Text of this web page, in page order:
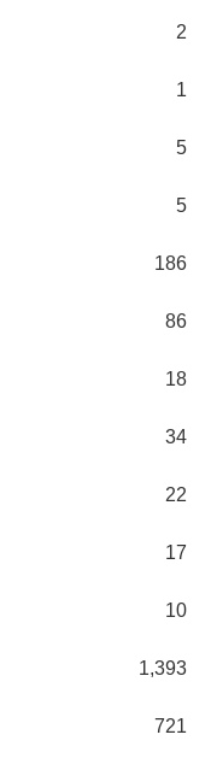
2
1
5
5
186
86
18
34
22
17
10
1,393
721